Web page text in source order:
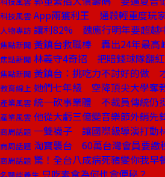
科技風雲 App兩獲利王 通殺輕重度玩
人物專訪 讓利82% 魏應行明年要超越
焦點新聞 黃鎮台救職棒 轟出24年最高
焦點新聞 林義守4奇招 把賠錢球隊翻紅
焦點新聞 黃鎮台：挑吃力不討好的做
教育線上 她們七年級 空降頂尖大學奪
產業風雲 統一砍事業體 不裁員傳統仍
產業風雲 他從大虧三億變音樂節外銷先
商周話題 一雙襪子 讓國際級導演打動
商周話題 淘寶襲台 60萬台灣會員要繳
商周話題 驚！全台八成病死豬變你我早
只吃素食為何也會便秘？